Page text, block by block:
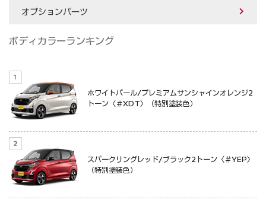
オプションパーツ
ボディカラーランキング
ホワイトパール/プレミアムサンシャインオレンジ2
トーン〈＃XDT〉（特別塗装色）
スパークリングレッド/ブラック2トーン〈＃YEP〉
（特別塗装色）